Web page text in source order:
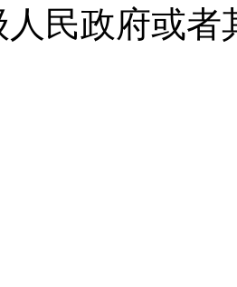
人民政府或